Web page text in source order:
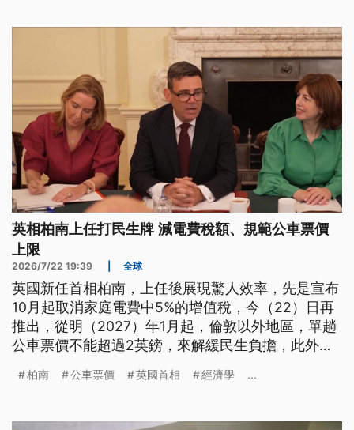
英相柏南上任打民生牌 減電費稅額、規範公車票價
上限
2026/7/22 19:39 全球
英國新任首相柏南，上任後展現驚人效率，先是宣布
10月起取消家庭電費中5%的增值稅，今（22）日再
推出，從明（2027）年1月起，倫敦以外地區，單趟
公車票價不能超過2英鎊，來解緩民生負擔，此外，
任財政大臣，試圖穩住英美同盟關係。
柏南 公車票價 英國首相 經濟學 ...